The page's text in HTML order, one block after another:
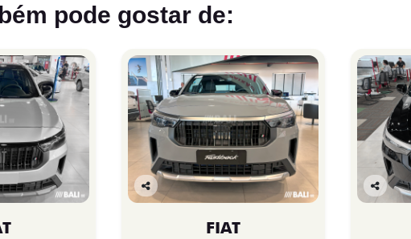
pode gostar de:
Co
FIAT
Co